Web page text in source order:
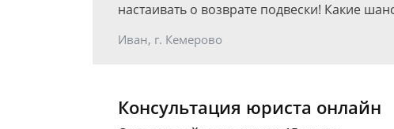
настаивать о возврате подвески! Какие
Иван, г. Кемерово
Консультация юриста онлайн